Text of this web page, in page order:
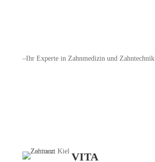
–Ihr Experte in Zahnmedizin und Zahntechnik
VITA